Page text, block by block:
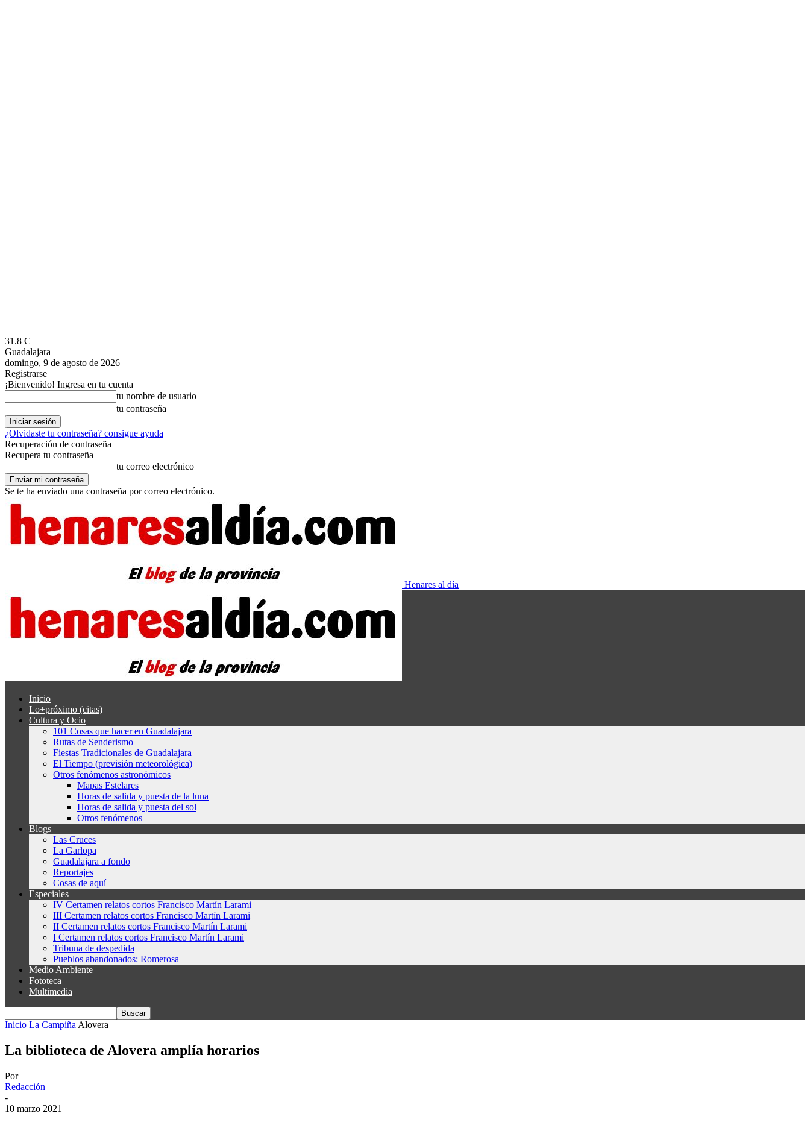
31.8 C
Guadalajara
domingo, 9 de agosto de 2026
Registrarse
¡Bienvenido! Ingresa en tu cuenta
tu nombre de usuario
tu contraseña
¿Olvidaste tu contraseña? consigue ayuda
Recuperación de contraseña
Recupera tu contraseña
tu correo electrónico
Se te ha enviado una contraseña por correo electrónico.
Henares al día
Inicio
Lo+próximo (citas)
Cultura y Ocio
101 Cosas que hacer en Guadalajara
Rutas de Senderismo
Fiestas Tradicionales de Guadalajara
El Tiempo (previsión meteorológica)
Otros fenómenos astronómicos
Mapas Estelares
Horas de salida y puesta de la luna
Horas de salida y puesta del sol
Otros fenómenos
Blogs
Las Cruces
La Garlopa
Guadalajara a fondo
Reportajes
Cosas de aquí
Especiales
IV Certamen relatos cortos Francisco Martín Larami
III Certamen relatos cortos Francisco Martín Larami
II Certamen relatos cortos Francisco Martín Larami
I Certamen relatos cortos Francisco Martín Larami
Tribuna de despedida
Pueblos abandonados: Romerosa
Medio Ambiente
Fototeca
Multimedia
Inicio La Campiña Alovera
La biblioteca de Alovera amplía horarios
Por
Redacción
-
10 marzo 2021